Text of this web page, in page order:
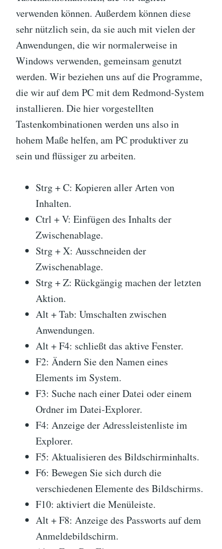
verwenden können. Außerdem können diese
sehr nützlich sein, da sie auch mit vielen der
Anwendungen, die wir normalerweise in
Windows verwenden, gemeinsam genutzt
werden. Wir beziehen uns auf die Programme,
die wir auf dem PC mit dem Redmond-System
installieren. Die hier vorgestellten
Tastenkombinationen werden uns also in
hohem Maße helfen, am PC produktiver zu
sein und flüssiger zu arbeiten.
Strg + C: Kopieren aller Arten von
Inhalten.
Ctrl + V: Einfügen des Inhalts der
Zwischenablage.
Strg + X: Ausschneiden der
Zwischenablage.
Strg + Z: Rückgängig machen der letzten
Aktion.
Alt + Tab: Umschalten zwischen
Anwendungen.
Alt + F4: schließt das aktive Fenster.
F2: Ändern Sie den Namen eines
Elements im System.
F3: Suche nach einer Datei oder einem
Ordner im Datei-Explorer.
F4: Anzeige der Adressleistenliste im
Explorer.
F5: Aktualisieren des Bildschirminhalts.
F6: Bewegen Sie sich durch die
verschiedenen Elemente des Bildschirms.
F10: aktiviert die Menüleiste.
Alt + F8: Anzeige des Passworts auf dem
Anmeldebildschirm.